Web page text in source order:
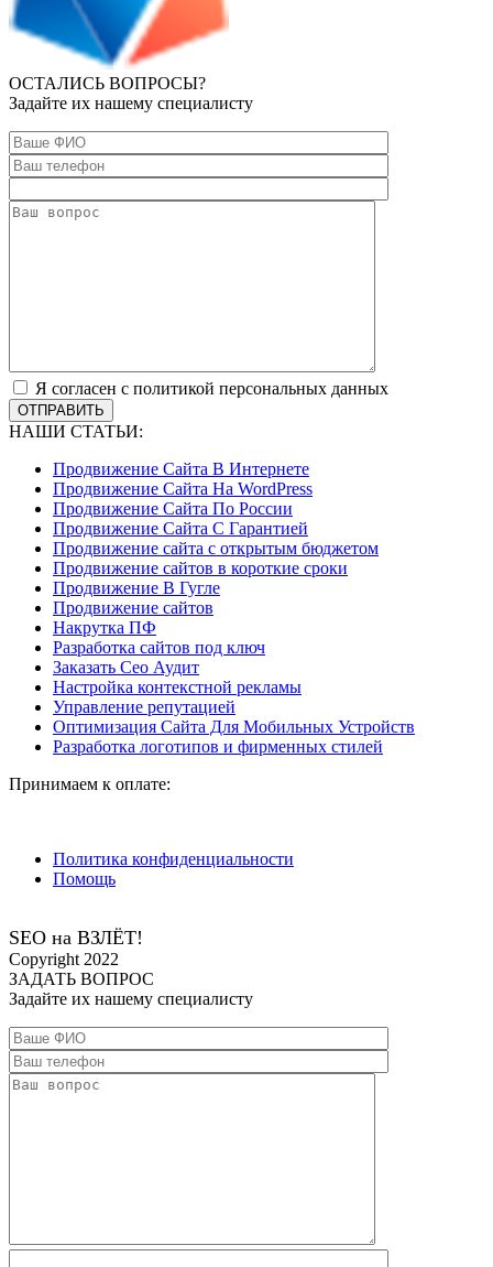
ОСТАЛИСЬ ВОПРОСЫ?
Задайте их нашему специалисту
Я согласен с политикой персональных данных
ОТПРАВИТЬ
НАШИ СТАТЬИ:
Продвижение Сайта В Интернете
Продвижение Сайта На WordPress
Продвижение Сайта По России
Продвижение Сайта С Гарантией
Продвижение сайта с открытым бюджетом
Продвижение сайтов в короткие сроки
Продвижение В Гугле
Продвижение сайтов
Накрутка ПФ
Разработка сайтов под ключ
Заказать Сео Аудит
Настройка контекстной рекламы
Управление репутацией
Оптимизация Сайта Для Мобильных Устройств
Разработка логотипов и фирменных стилей
Принимаем к оплате:
Политика конфиденциальности
Помощь
SEO на ВЗЛЁТ!
Сopyright 2022
ЗАДАТЬ ВОПРОС
Задайте их нашему специалисту